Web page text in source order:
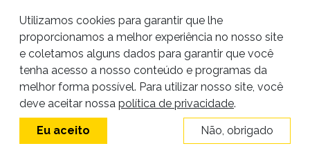
5 de agosto de 2026
Escardovelli
Utilizamos cookies para garantir que lhe
proporcionamos a melhor experiência no nosso site
e coletamos alguns dados para garantir que você
tenha acesso a nosso conteúdo e programas da
melhor forma possível. Para utilizar nosso site, você
deve aceitar nossa política de privacidade.
Eu aceito Não, obrigado